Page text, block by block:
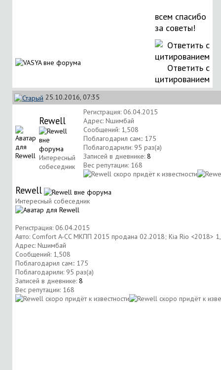
всем спасибо
за советы!
Ответить с
цитированием
25.10.2016, 07:35
Rewell
Интересный
собеседник
Регистрация: 06.04.2015
Адрес: Nшимбай
Сообщений: 1,508
Поблагодарил сам:: 175
Поблагодарили: 95 раз(а)
Записей в дневнике: 8
Вес репутации: 168
Rewell
Интересный собеседник
Регистрация: 06.04.2015
Авто: Comfort A-CC MKПП 2015 продана 02.2018; Kia Rio <2018>
Адрес: Nшимбай
Сообщений: 1,508
Поблагодарил сам:: 175
Поблагодарили: 95 раз(а)
Записей в дневнике: 8
Вес репутации: 168